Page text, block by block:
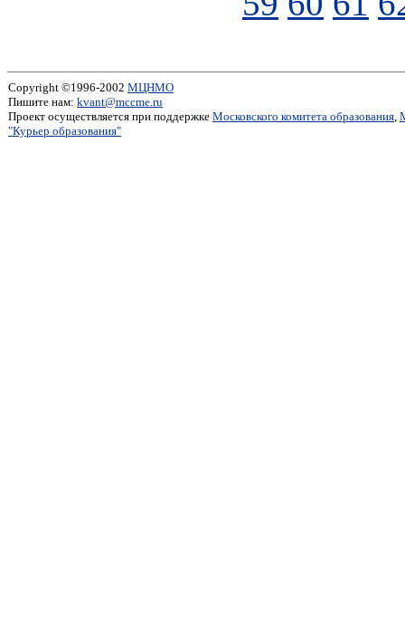
Copyright ©1996-2002 МЦНМО
Пишите нам: kvant@mccme.ru
Проект осуществляется при поддержке Московского комитета образования,
"Курьер образования"